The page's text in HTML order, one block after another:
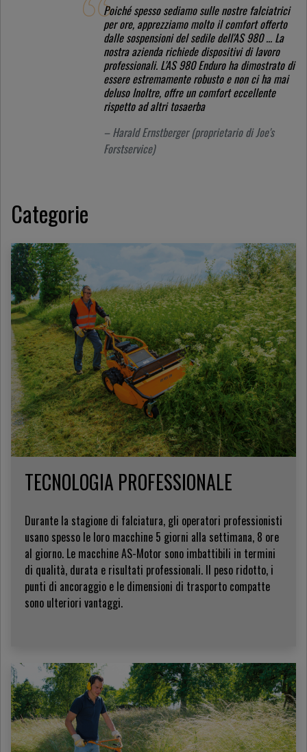
Poiché spesso sediamo sulle nostre falciatrici
per ore, apprezziamo molto il comfort offerto
dalle sospensioni del sedile dell'AS 980 ... La
nostra azienda richiede dispositivi di lavoro
professionali. L'AS 980 Enduro ha dimostrato di
essere estremamente robusto e non ci ha mai
deluso Inoltre, offre un comfort eccellente
rispetto ad altri tosaerba
– Harald Ernstberger (proprietario di Joe's
Forstservice)
Categorie
TECNOLOGIA PROFESSIONALE
Durante la stagione di falciatura, gli operatori professionisti
usano spesso le loro macchine 5 giorni alla settimana, 8 ore
al giorno. Le macchine AS-Motor sono imbattibili in termini
di qualità, durata e risultati professionali. Il peso ridotto, i
punti di ancoraggio e le dimensioni di trasporto compatte
sono ulteriori vantaggi.